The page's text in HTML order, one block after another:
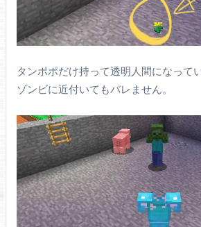
タンポポだけ持って透明人間になって
ゾンビに近付いてもバレません。